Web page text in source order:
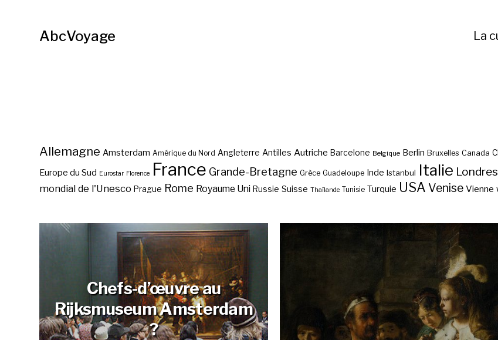
AbcVoyage La
Allemagne Amsterdam Amérique du Nord Angleterre Antilles Autriche Barcelone Belgique Berlin Bruxelles Canada
Europe du Sud Eurostar Florence France Grande-Bretagne Grèce Guadeloupe Inde Istanbul Italie Londres
mondial de l'Unesco Prague Rome Royaume Uni Russie Suisse Thaïlande Tunisie Turquie USA Venise Vienne
Chefs-d’œuvre au
Rijksmuseum Amsterdam
?